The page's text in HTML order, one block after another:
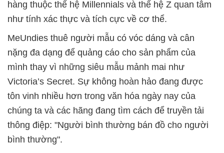
hàng thuộc thế hệ Millennials và thế hệ Z quan tâm
như tính xác thực và tích cực về cơ thể.
MeUndies thuê người mẫu có vóc dáng và cân
nặng đa dạng để quảng cáo cho sản phẩm của
mình thay vì những siêu mẫu mảnh mai như
Victoria’s Secret. Sự không hoàn hảo đang được
tôn vinh nhiều hơn trong văn hóa ngày nay của
chúng ta và các hãng đang tìm cách để truyền tải
thông điệp: "Người bình thường bán đồ cho người
bình thường".